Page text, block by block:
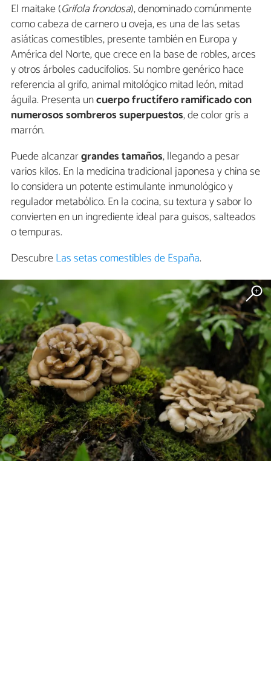
El maitake (Grifola frondosa), denominado comúnmente
como cabeza de carnero u oveja, es una de las setas
asiáticas comestibles, presente también en Europa y
América del Norte, que crece en la base de robles, arces
y otros árboles caducifolios. Su nombre genérico hace
referencia al grifo, animal mitológico mitad león, mitad
águila. Presenta uncuerpo fructífero ramificado con
numerosos sombreros superpuestos, de color gris a
marrón.
Puede alcanzargrandes tamaños, llegando a pesar
varios kilos. En la medicina tradicional japonesa y china se
lo considera un potente estimulante inmunológico y
regulador metabólico. En la cocina, su textura y sabor lo
convierten en un ingrediente ideal para guisos, salteados
o tempuras.
DescubreLas setas comestibles de España.